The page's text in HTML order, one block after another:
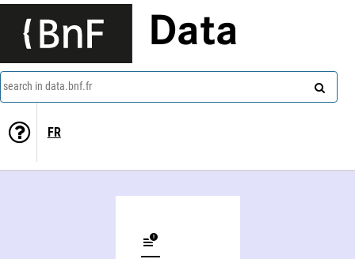
Data
search in data.bnf.fr
FR